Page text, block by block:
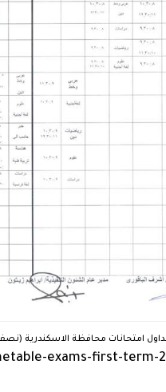
امتحانات محافظة الاسكندرية (نصف العام)
exams-first-term-